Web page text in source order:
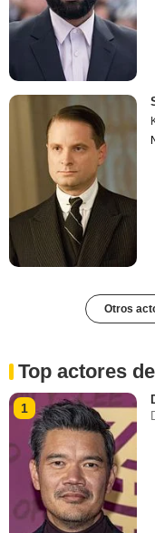
Otros
Top actores
1